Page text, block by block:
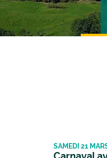
SAMEDI 21